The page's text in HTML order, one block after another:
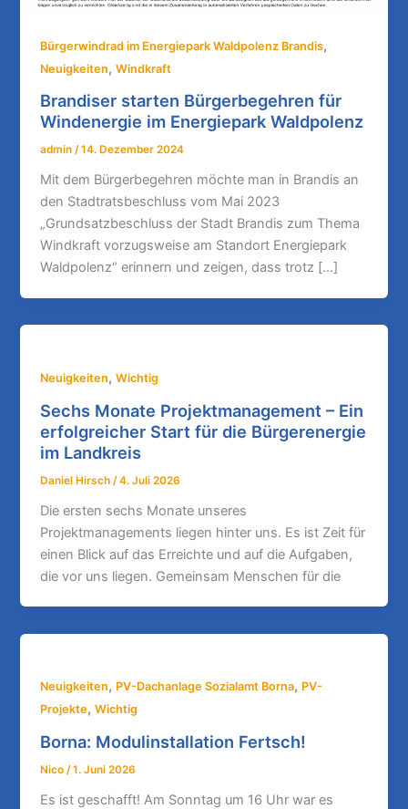
Bürgerwindrad im Energiepark Waldpolenz Brandis,
Neuigkeiten,Windkraft
Brandiser starten Bürgerbegehren für
Windenergie im Energiepark Waldpolenz
admin/14. Dezember 2024
Mit dem Bürgerbegehren möchte man in Brandis an
den Stadtratsbeschluss vom Mai 2023
„Grundsatzbeschluss der Stadt Brandis zum Thema
Windkraft vorzugsweise am Standort Energiepark
Waldpolenz“ erinnern und zeigen, dass trotz […]
Neuigkeiten,Wichtig
Sechs Monate Projektmanagement – Ein
erfolgreicher Start für die Bürgerenergie
im Landkreis
Daniel Hirsch /4. Juli 2026
Die ersten sechs Monate unseres
Projektmanagements liegen hinter uns. Es ist Zeit für
einen Blick auf das Erreichte und auf die Aufgaben,
die vor uns liegen. Gemeinsam Menschen für die
Neuigkeiten, PV-Dachanlage Sozialamt Borna, PV-
Projekte,Wichtig
Borna: Modulinstallation Fertsch!
Nico/1. Juni 2026
Es ist geschafft! Am Sonntag um 16 Uhr war es